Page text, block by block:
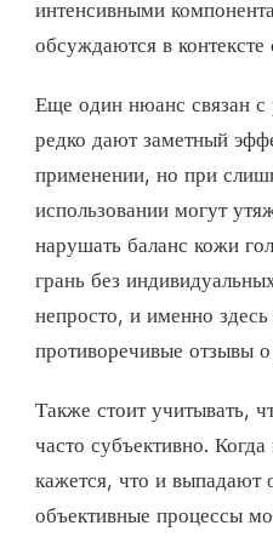
интенсивными
обсуждаются в контексте
Еще один нюанс связан с
редко дают заметный
применении, но при
использовании могут
нарушать баланс кожи
грань без
непросто, и именно
противоречивые отзывы о
Также стоит учитывать,
часто субъективно.
кажется, что и выпадают
объективные процессы